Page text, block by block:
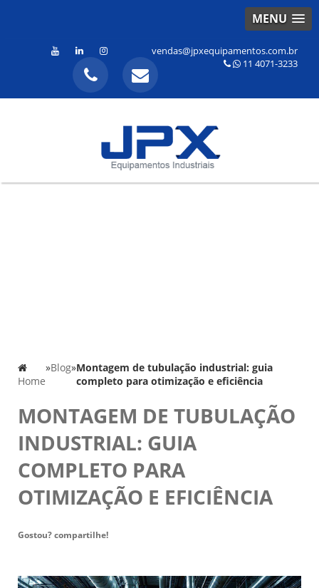
MENU
vendas@jpxequipamentos.com.br
11 4071-3233
Home
»Blog»Montagem de tubulação industrial: guia
completo para otimização e eficiência
MONTAGEM DE TUBULAÇÃO
INDUSTRIAL: GUIA
COMPLETO PARA
OTIMIZAÇÃO E EFICIÊNCIA
Gostou? compartilhe!